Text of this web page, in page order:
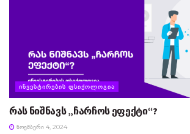
ᲘᲜᲕᲔᲡᲢᲘᲠᲔᲑᲘᲡ ᲤᲡᲘᲥᲝᲚᲝᲒᲘᲐ
რას ნიშნავს „ჩარჩოს ეფექტი“?
ᲜᲝᲔᲛᲑᲔᲠᲘ 4, 2024